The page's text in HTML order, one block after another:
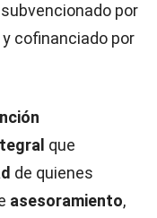
por
cofinanciado por
que
de quienes
asesoramiento,